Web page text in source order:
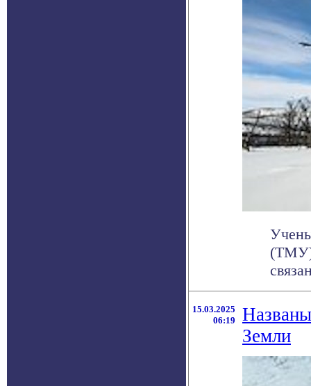
(ТМУ)
15.03.2025
06:19
Земли